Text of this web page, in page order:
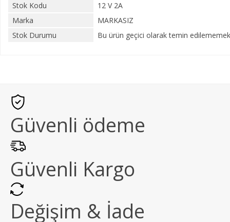
Stok Kodu
12 V 2A
Marka
MARKASIZ
Stok Durumu
Bu ürün geçici olarak temin
Güvenli ödeme
Güvenli Kargo
Değişim & İade